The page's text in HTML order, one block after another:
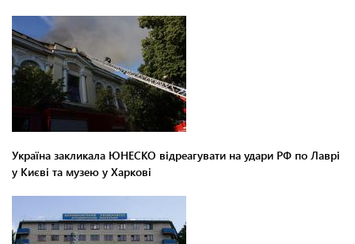
Україна закликала ЮНЕСКО відреагувати на удари РФ по Лаврі
у Києві та музею у Харкові